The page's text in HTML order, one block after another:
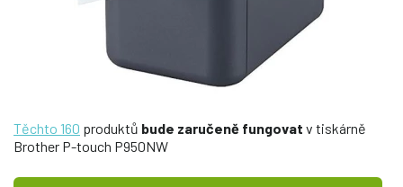
Těchto 160 produktů bude zaručeně fungovat v tiskárně
Brother P-touch P950NW